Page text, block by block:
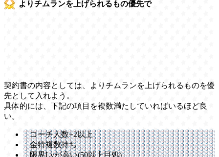
よりチムランを上げられるもの優先で
契約書の内容としては、よりチムランを上げられるものを優
先として入れよう。
具体的には、下記の項目を複数満たしていればいるほど良
い。
コーチ人数+2以上
金特複数持ち
限界Lvが高い(50以上目処)